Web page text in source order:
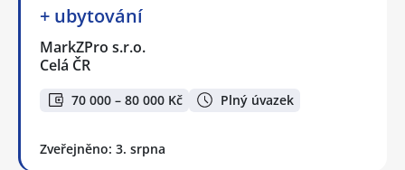
+ ubytování
MarkZPro s.r.o.
Celá ČR
70 000 – 80 000 Kč Plný úvazek
Zveřejněno: 3. srpna